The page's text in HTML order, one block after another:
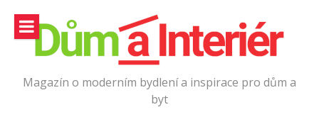
obsah
Magazín o moderním bydlení a inspirace pro dům a
byt